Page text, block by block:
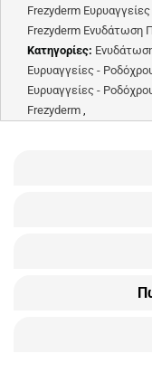
Frezyderm
Frezyderm Ενυδάτωση
Κατηγορίες:
Ευρυαγγείες -
Ευρυαγγείες -
Frezyderm ,